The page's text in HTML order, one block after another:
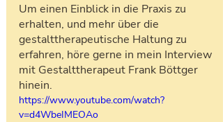
Um einen Einblick in die Praxis zu
erhalten, und mehr über die
gestalttherapeutische Haltung zu
erfahren, höre gerne in mein Interview
mit Gestalttherapeut Frank Böttger
hinein.
https://www.youtube.com/watch?
v=d4WbeIMEOAo